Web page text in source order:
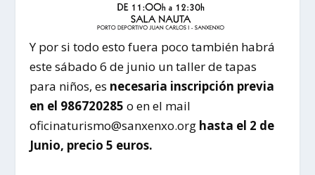
Y por si todo esto fuera poco también habrá
este sábado 6 de junio un taller de tapas
para niños, es necesaria inscripción previa
en el 986720285 o en el mail
oficinaturismo@sanxenxo.org hasta el 2 de
Junio, precio 5 euros.